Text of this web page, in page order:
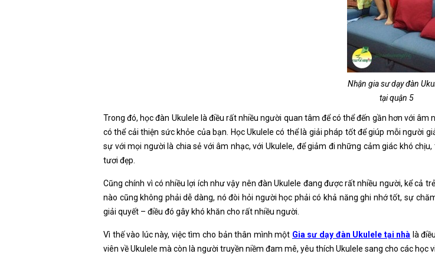
Nhận gia sư dạy đàn
tại quận 5
Trong đó, học đàn Ukulele là điều rất nhiều người quan tâm để có thể đến gần hơn với
có thể cải thiện sức khỏe của bạn. Học Ukulele có thể là giải pháp tốt để giúp mỗi người
sự với mọi người là chia sẻ với âm nhạc, với Ukulele, để giảm đi những cảm giác khó
tươi đẹp.
Cũng chính vì có nhiều lợi ích như vậy nên đàn Ukulele đang được rất nhiều người, kể cả
nào cũng không phải dễ dàng, nó đòi hỏi người học phải có khả năng ghi nhớ tốt, sự
giải quyết – điều đó gây khó khăn cho rất nhiều người.
Vì thế vào lúc này, việc tìm cho bản thân mình một Gia sư dạy đàn Ukulele tại nhà là
viên về Ukulele mà còn là người truyền niềm đam mê, yêu thích Ukulele sang cho các học